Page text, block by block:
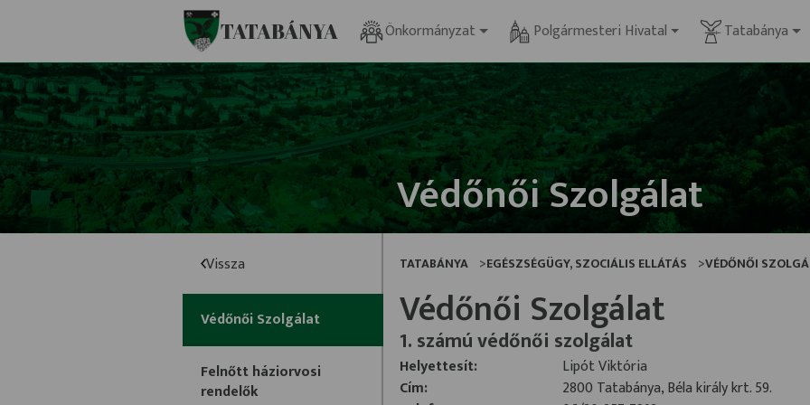
TATABÁNYA Önkormányzat Polgármesteri Hivatal Tatabánya
Védőnői Szolgálat
Vissza
Védőnői Szolgálat
Felnőtt háziorvosi
rendelők
TATABÁNYA EGÉSZSÉGÜGY, SZOCIÁLIS ELLÁTÁS VÉDŐNŐI
Védőnői Szolgálat
1. számú védőnői szolgálat
Helyettesít:
Lipót Viktória
Cím:
2800 Tatabánya, Béla király krt. 59.